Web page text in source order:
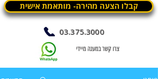
03.375.3000
צרו קשר במענה מיידי
קבלו הצעה מהירה- מותאמת אישית